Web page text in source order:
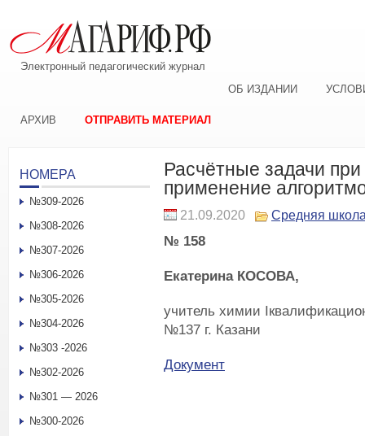
Электронный педагогический журнал
ОБ ИЗДАНИИ
АРХИВ ОТПРАВИТЬ МАТЕРИАЛ
Расчётные задачи
применение
21.09.2020 Средняя
№ 158
Екатерина КОСОВА,
учитель химии I
№137 г. Казани
Документ
НОМЕРА
№309-2026
№308-2026
№307-2026
№306-2026
№305-2026
№304-2026
№303 -2026
№302-2026
№301 — 2026
№300-2026